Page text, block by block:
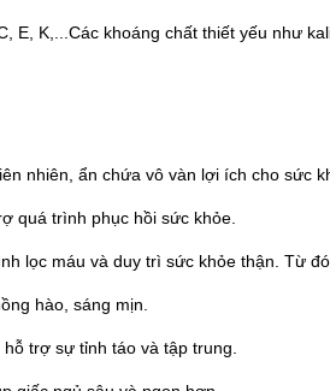
K,...Các khoáng chất thiết yếu như
nhiên, ẩn chứa vô vàn lợi ích cho sức
quá trình phục hồi sức khỏe.
lọc máu và duy trì sức khỏe thận. Từ
hào, sáng mịn.
trợ sự tỉnh táo và tập trung.